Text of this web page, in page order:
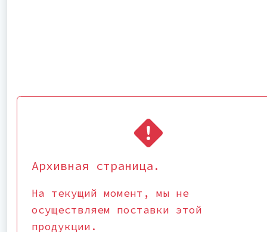
Архивная страница.
На текущий момент, мы не
осуществляем поставки этой
продукции.